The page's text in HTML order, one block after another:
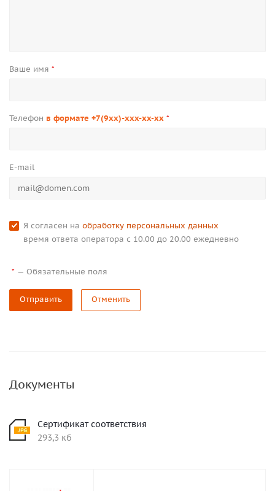
Ваше имя *
Телефон в формате +7(9xx)-xxx-xx-xx *
E-mail
Я согласен на обработку персональных данных
время ответа оператора с 10.00 до 20.00 ежедневно
* — Обязательные поля
Отправить Отменить
Документы
Сертификат соответствия
293,3 кб